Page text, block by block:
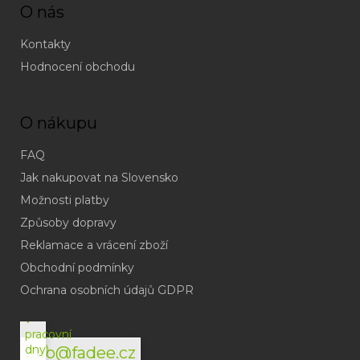
O nás
Kontakty
Hodnocení obchodu
O nákupu
FAQ
Jak nakupovat na Slovensko
Možnosti platby
Způsoby dopravy
Reklamace a vrácení zboží
Obchodní podmínky
Ochrana osobních údajů GDPR
info@fadee.cz
(odpověď
do
v
pracovní
dny)
(Po-